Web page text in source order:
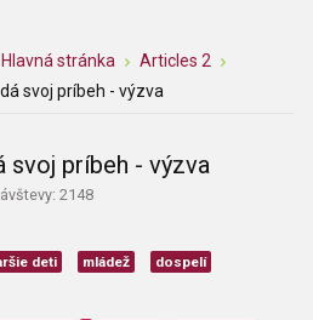
Hlavná stránka
Articles 2
svoj príbeh - výzva
svoj príbeh - výzva
2148
deti mládež dospelí